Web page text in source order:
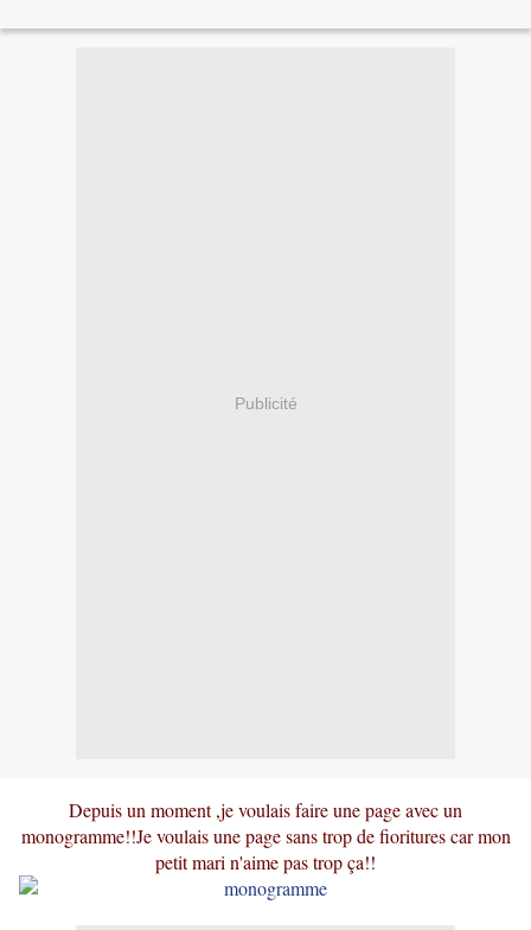
Publicité
Depuis un moment ,je voulais faire une page avec un
monogramme!!Je voulais une page sans trop de fioritures car mon
petit mari n'aime pas trop ça!!